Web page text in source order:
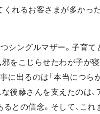
くれるお客さまが多かっ
シングルマザー。子育て
邪をこじらせたわが子が
に出るのは「本当につら
後藤さんを支えたのは、
との信念。そして、これ